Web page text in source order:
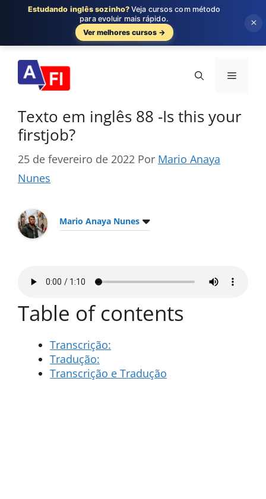
para
conteúdo
Menu
Texto em inglês 88 -Is this your
firstjob?
25 de fevereiro de 2022 Por Mario Anaya
Nunes
Mario Anaya Nunes
Table of contents
Transcrição:
Tradução:
Transcrição e Tradução
Estudando inglês sozinho? Veja cursos com método
para evoluir mais rápido.
Ver melhores cursos →
×